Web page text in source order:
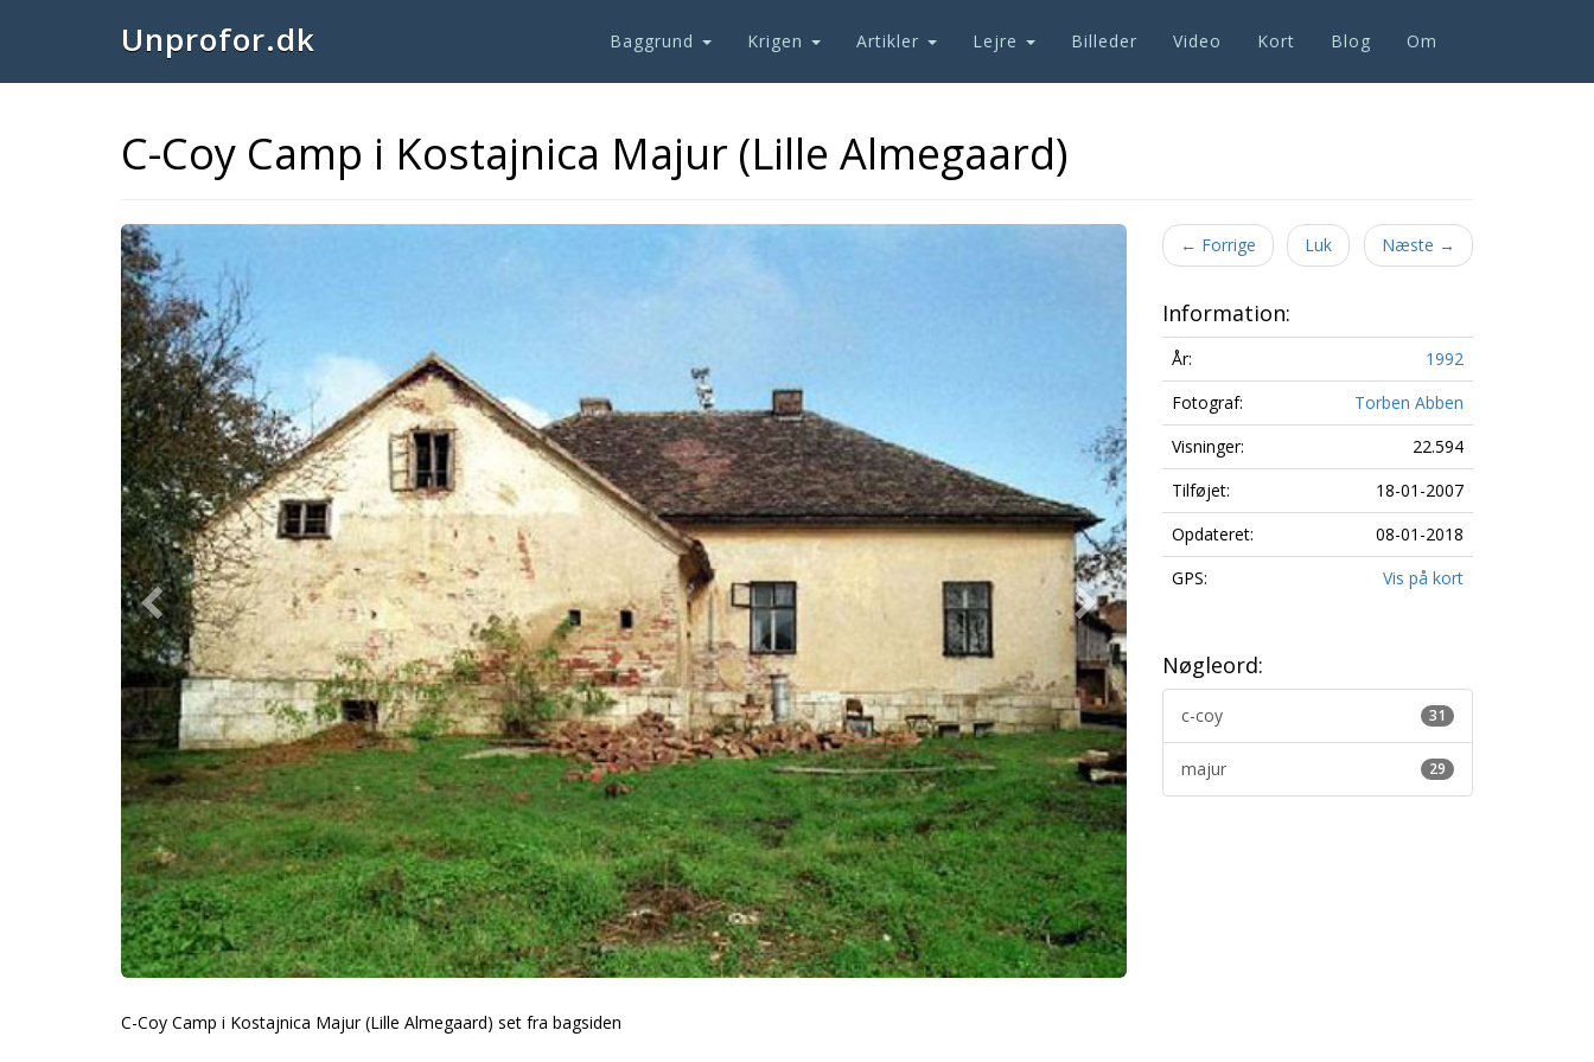
Unprofor.dk Baggrund Krigen Artikler Lejre Billeder Video Kort Blog Om
C-Coy Camp i Kostajnica Majur (Lille Almegaard)
Previous
C-Coy Camp i Kostajnica Majur (Lille Almegaard) set fra bagsiden
← Forrige Luk Næste →
Information:
År:
1992
Fotograf:
Torben Abben
Visninger:
22.594
Tilføjet:
18-01-2007
Opdateret:
08-01-2018
GPS:
Vis på kort
Nøgleord:
31
c-coy
29
majur